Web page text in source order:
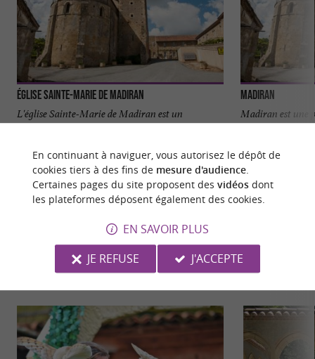
Église Sainte-Marie de Madiran
L'église Sainte-Marie de Madiran est un
monument historique remarquable situé dans le
2,2 km - Madiran
Madiran
Madiran est une
en région
NOUS AVONS TESTÉPOUR VOUS
En continuant à naviguer, vous autorisez le dépôt de
cookies tiers à des fins de mesure d'audience.
Certaines pages du site proposent des vidéosdont
les plateformes déposent également des cookies.
EN SAVOIR PLUS
JE REFUSE
J'ACCEPTE